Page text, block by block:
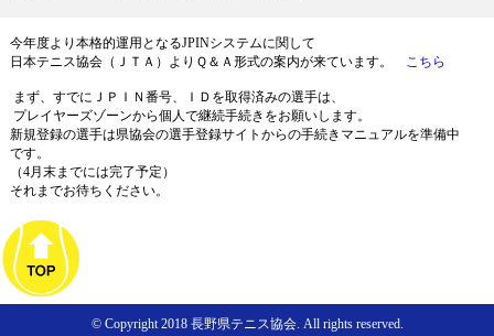
今年度より本格的運用となるJPINシステムに関して
日本テニス協会（ＪＴＡ）よりＱ＆Ａ形式の案内が来ています。 こちら
まず、すでにＪＰＩＮ番号、ＩＤを取得済みの選手は、
プレイヤーズゾーンから個人で継続手続きをお願いします。
新規登録の選手は県協会の選手登録サイトからの手続きマニュアルを準備中
です。
（4月末までには完了予定）
それまでお待ちください。
© Copyright 2018 長野県テニス協会. All rights reserved.